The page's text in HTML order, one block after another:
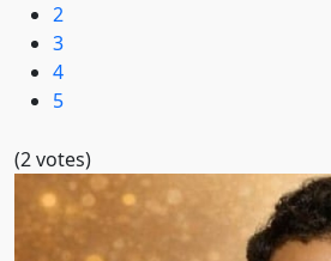
2
3
4
5
(2 votes)